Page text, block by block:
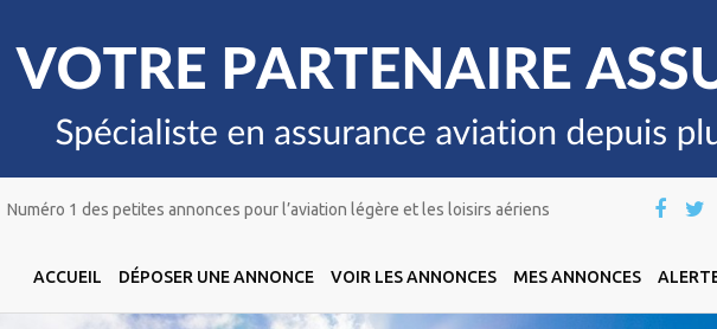
Numéro 1 des petites annonces pour l’aviation légère et les loisirs aériens
ACCUEIL DÉPOSER UNE ANNONCE VOIR LES ANNONCES MES ANNONCES